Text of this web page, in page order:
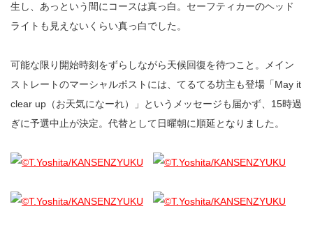
生し、あっという間にコースは真っ白。セーフティカーのヘッド
ライトも見えないくらい真っ白でした。
可能な限り開始時刻をずらしながら天候回復を待つこと。メイン
ストレートのマーシャルポストには、てるてる坊主も登場「May it
clear up（お天気になーれ）」というメッセージも届かず、15時過
ぎに予選中止が決定。代替として日曜朝に順延となりました。